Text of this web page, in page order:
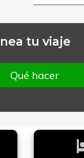
tu viaje
Qué hacer